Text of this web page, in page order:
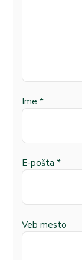
Ime *
E-pošta *
Veb mesto